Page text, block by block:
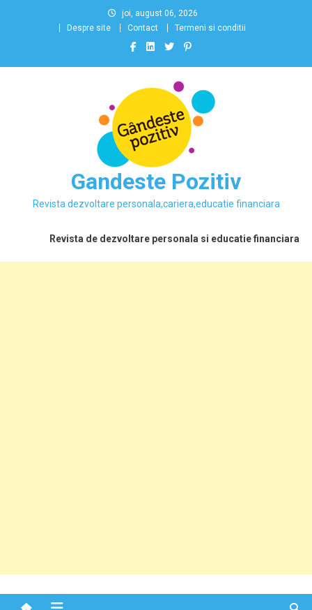
joi, august 06, 2026
Despre site
Contact Termeni si conditii
Gandeste Pozitiv
Revista dezvoltare personala,cariera,educatie financiara
Revista de dezvoltare personala si educatie financiara